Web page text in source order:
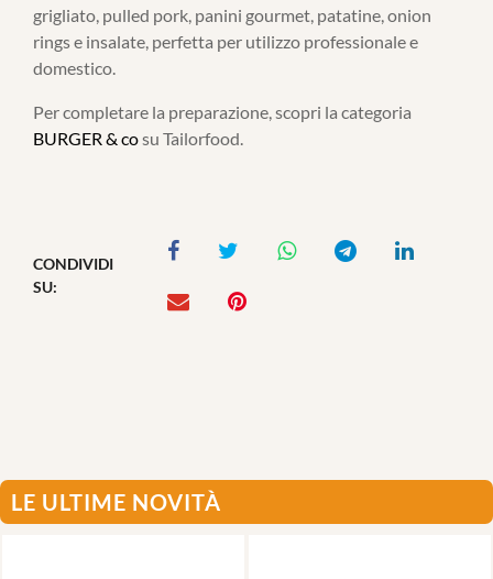
grigliato, pulled pork, panini gourmet, patatine, onion
rings e insalate, perfetta per utilizzo professionale e
domestico.
Per completare la preparazione, scopri la categoria
BURGER & cosu Tailorfood.
CONDIVIDI
SU:
LE ULTIME NOVITÀ